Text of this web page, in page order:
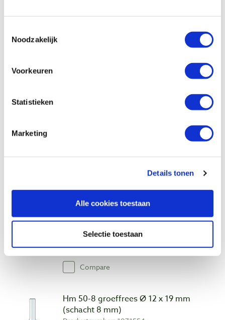
Noodzakelijk
Voorkeuren
Statistieken
Marketing
Details tonen
Alle cookies toestaan
Selectie toestaan
€ 52,02 excl. VAT
Productnumber: 1071709
€ 42,15 incl. VAT
€ 34,83 excl. VAT
In stock
Compare
Hm 50-8 groeffrees Ø 12 x 19 mm
(schacht 8 mm)